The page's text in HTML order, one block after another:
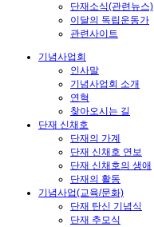
단재소식(관련뉴스)
이달의 독립운동가
관련사이트
기념사업회
인사말
기념사업회 소개
연혁
찾아오시는 길
단재 신채호
단재의 가계
단재 신채호 연보
단재 신채호의 생애
단재의 활동
기념사업(교육/문화)
단재 탄신 기념식
단재 추모식